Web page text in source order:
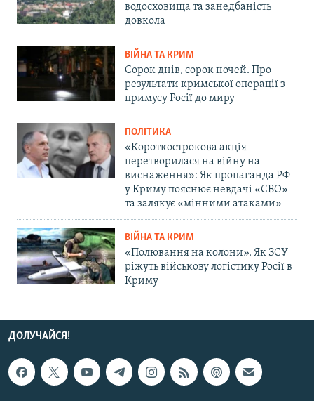
водосховища та занедбаність
довкола
ВІЙНА ТА КРИМ
Сорок днів, сорок ночей. Про
результати кримської операції з
примусу Росії до миру
ПОЛІТИКА
«Короткострокова акція
перетворилася на війну на
виснаження»: Як пропаганда РФ
у Криму пояснює невдачі «СВО»
та залякує «мінними атаками»
ВІЙНА ТА КРИМ
«Полювання на колони». Як ЗСУ
ріжуть військову логістику Росії в
Криму
ДОЛУЧАЙСЯ!